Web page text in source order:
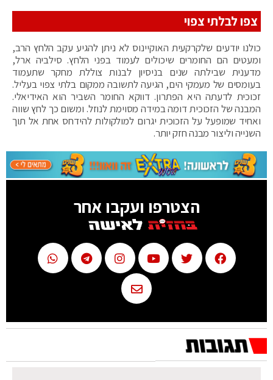
צפו לבלתי צפוי
כולנו יודעים שלקרקעית האוקיינוס לא ניתן להגיע עקב הלחץ הרב,
ומעטים הם החומרים שיכולים לעמוד בפני הלחץ. סילביה ארל,
מדענית שבילתה שנים בניסיון לבנות צוללת מחקר שתעמוד
בעומסים של מעמקי הים, הגיעה לתשובה ממקום בלתי צפוי בעליל.
זכוכית לדעתה היא הפתרון. דווקא החומר השביר הוא האידיאלי.
המבנה של הזכוכית דומה במידה מסוימת לנוזל. ומשום כך לחץ שווה
ואחיד שמופעל על הזכוכית יגרום למולקולות להידחס אחת אל תוך
השנייה וליצור מבנה חזק יותר.
הצטרפו ועקבו אחר